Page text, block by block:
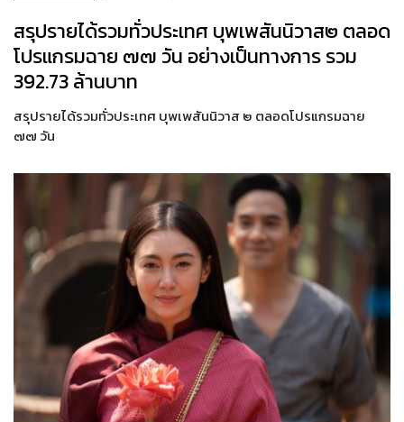
สรุปรายได้รวมทั่วประเทศ บุพเพสันนิวาส๒ ตลอด
โปรแกรมฉาย ๗๗ วัน อย่างเป็นทางการ รวม
392.73 ล้านบาท
สรุปรายได้รวมทั่วประเทศ บุพเพสันนิวาส ๒ ตลอดโปรแกรมฉาย
๗๗ วัน